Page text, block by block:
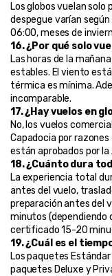
Los globos vuelan solo
despegue varían
06:00, meses de
16. ¿Por qué solo
Las horas de la
estables. El viento
térmica es mínima.
incomparable.
17. ¿Hay vuelos en
No, los vuelos
Capadocia por
están aprobados por
18. ¿Cuánto dura
La experiencia total
antes del vuelo,
preparación antes del
minutos (dependiendo
certificado 15-20
19. ¿Cuál es el
Los paquetes
paquetes Deluxe y